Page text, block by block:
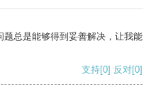
总是能够得到妥善解决，让我能
支持[0] 反对[0]